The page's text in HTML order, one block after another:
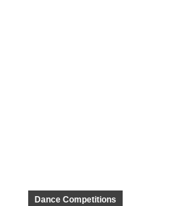
Dance Competitions